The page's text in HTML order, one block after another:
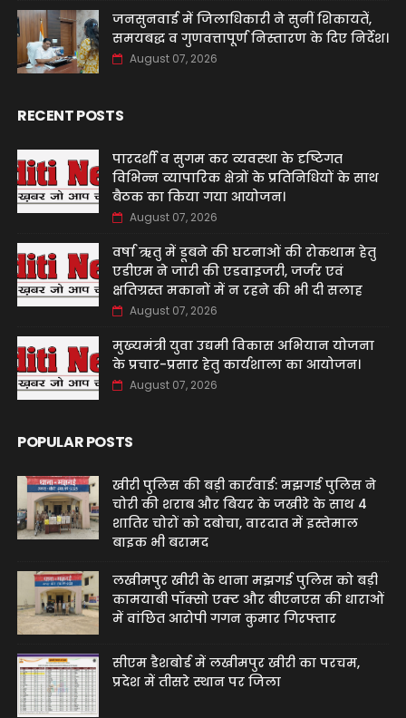
जनसुनवाई में जिलाधिकारी ने सुनीं शिकायतें,
समयबद्ध व गुणवत्तापूर्ण निस्तारण के दिए निर्देश।
August 07, 2026
RECENT POSTS
पारदर्शी व सुगम कर व्यवस्था के दृष्टिगत
विभिन्न व्यापारिक क्षेत्रों के प्रतिनिधियों के साथ
बैठक का किया गया आयोजन।
August 07, 2026
वर्षा ऋतु में डूबने की घटनाओं की रोकथाम हेतु
एडीएम ने जारी की एडवाइजरी, जर्जर एवं
क्षतिग्रस्त मकानों में न रहने की भी दी सलाह
August 07, 2026
मुख्यमंत्री युवा उद्यमी विकास अभियान योजना
के प्रचार-प्रसार हेतु कार्यशाला का आयोजन।
August 07, 2026
POPULAR POSTS
खीरी पुलिस की बड़ी कार्रवाई: मझगई पुलिस ने
चोरी की शराब और बियर के जखीरे के साथ 4
शातिर चोरों को दबोचा, वारदात में इस्तेमाल
बाइक भी बरामद
लखीमपुर खीरी के थाना मझगई पुलिस को बड़ी
कामयाबी पॉक्सो एक्ट और बीएनएस की धाराओं
में वांछित आरोपी गगन कुमार गिरफ्तार
सीएम डैशबोर्ड में लखीमपुर खीरी का परचम,
प्रदेश में तीसरे स्थान पर जिला